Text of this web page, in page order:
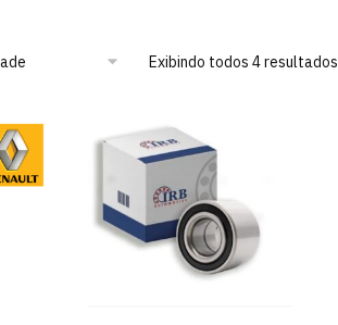
Exibindo todos 4 resultados